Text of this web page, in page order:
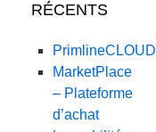
RÉCENTS
PrimlineCLOUD
MarketPlace
– Plateforme
d’achat